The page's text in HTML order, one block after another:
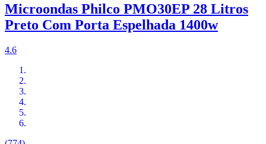
Microondas Philco PMO30EP 28 Litros
Preto Com Porta Espelhada 1400w
4.6